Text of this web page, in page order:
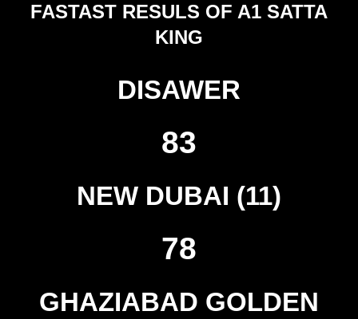
FASTAST RESULS OF A1 SATTA
KING
DISAWER
83
NEW DUBAI (11)
78
GHAZIABAD GOLDEN